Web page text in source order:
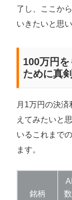
了し、ここか
いきたいと思
100万円
ために真
月1万円の決
えてみたいと
いるこれまで
ます。
銘柄